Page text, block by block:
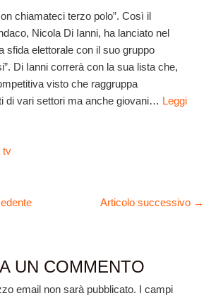
chiamateci terzo polo”. Così il
Nicola Di Ianni, ha lanciato nel
sfida elettorale con il suo gruppo
Di Ianni correrà con la sua lista che,
visto che raggruppa
di vari settori ma anche giovani… Leggi
tv
Articolo successivo →
UN COMMENTO
email non sarà pubblicato.
I campi